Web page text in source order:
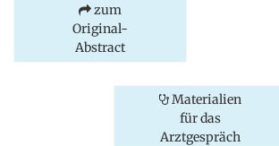
zum
Original-
Abstract
Materialien
für das
Arztgespräch